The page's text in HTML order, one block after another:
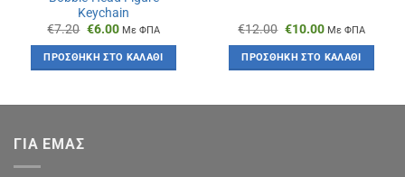
Keychain
€7.20 Original
was:
€7.20.
€6.00Η
τιμή
είναι:
€6.00.
Με ΦΠΑ
ΠΡΟΣΘΉΚΗ ΣΤΟ ΚΑΛΆΘΙ
€12.00 Original
was:
€12.00.
€10.00Η
τιμή
είναι:
€10.00.
Με ΦΠΑ
ΠΡΟΣΘΉΚΗ ΣΤΟ ΚΑΛΆΘΙ
ΓΙΑ ΕΜΑΣ